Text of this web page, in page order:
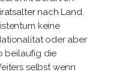
nach Land.
keine
oder aber
beilaufig die
selbst wenn